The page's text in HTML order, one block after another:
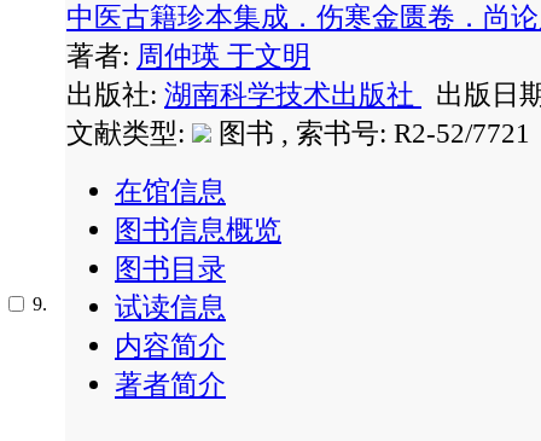
9.
中医古籍珍本集成．伤寒金匮卷．尚
著者: 周仲瑛 于文明
出版社: 湖南科学技术出版社
出版日
文献类型:
图书 , 索书号: R2-52/7721
在馆信息
图书信息概览
图书目录
试读信息
内容简介
著者简介